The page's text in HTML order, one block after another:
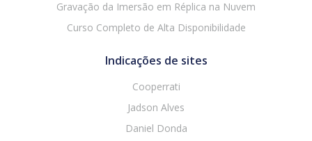
Gravação da Imersão em Réplica na Nuvem
Curso Completo de Alta Disponibilidade
Indicações de sites
Cooperrati
Jadson Alves
Daniel Donda